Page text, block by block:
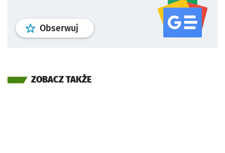
Obserwuj profil serwisu
ZOBACZ TAKŻE